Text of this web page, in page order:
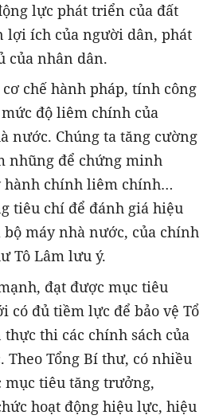
lực phát triển của đất
lợi ích của người dân, phát
của nhân dân.
chế hành pháp, tính công
độ liêm chính của
nước. Chúng ta tăng cường
nhũng để chứng minh
hành chính liêm chính…
tiêu chí để đánh giá hiệu
máy nhà nước, của chính
Tô Lâm lưu ý.
đạt được mục tiêu
có đủ tiềm lực để bảo vệ Tổ
thi các chính sách của
Theo Tổng Bí thư, có nhiều
mục tiêu tăng trưởng,
hoạt động hiệu lực, hiệu